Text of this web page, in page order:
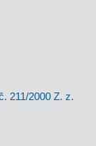
211/2000 Z. z.